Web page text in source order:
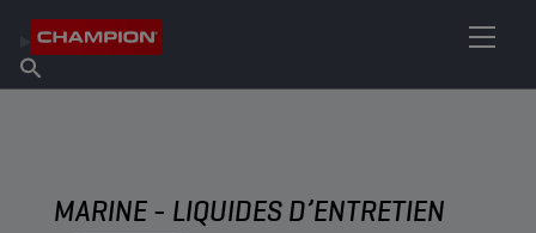
À propos de Champion
Trouver un point de vente
MARINE - LIQUIDES D’ENTRETIEN